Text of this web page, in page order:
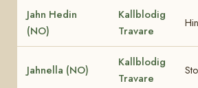
Jahn Hedin
(NO)
Kallblodig
Travare
Jahnella (NO)
Kallblodig
Travare
Sto